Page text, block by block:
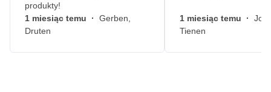
produkty!
1 miesiąc temu · Gerben,
Druten
1 miesiąc temu ·
Tienen